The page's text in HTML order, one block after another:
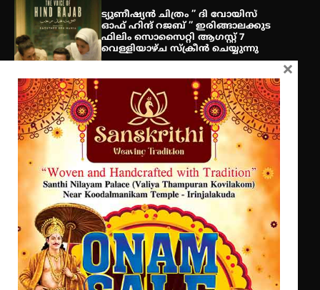
അവധി
എം.ജി. യൂണിവേഴ്‌സിറ്റിയിൽ നിന്ന്
ഡോക്ടറേറ്റ് നേടിയ എൻ. ആര്യ
ട്യുണീഷ്യൻ ചിത്രം ” ദി വോയിസ്
ഓഫ് ഹിന്ദ് റജബ് ” ഇരിങ്ങാലക്കുട
ഫിലിം സൊസൈറ്റി ആഗസ്റ്റ് 7
വെള്ളിയാഴ്ച സ്‌ക്രീൻ ചെയ്യുന്നു
സെന്റ് ജോസഫ്സ് കോളജ്
കോമേഴ്‌സ് അസോസിയേഷന്
തുടക്കമായി
കോമേഴ്സ് എക്സ്പോയുമായി എസ്
എൻ ഹയർ സെക്കൻഡറി
വിദ്യാർത്ഥികൾ
സർഗ്ഗസാഹിതി- കവിതാസംഗമം 2026
കവിതാ ചർച്ച കാട്ടൂർ, ടി. കെ.
ബാലൻ ഹാളിൽ 16ന്
×